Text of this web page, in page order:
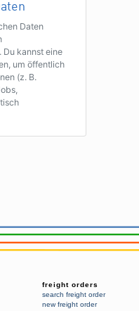
Daten
kannst eine
um öffentlich
(z. B.
freight orders
search freight order
new freight order